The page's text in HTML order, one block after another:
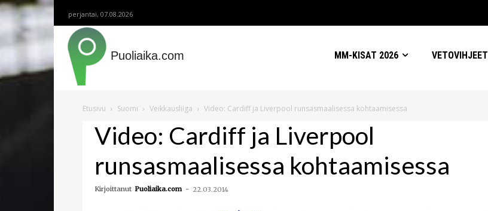
perjantai, 07.08.2026
Puoliaika.com MM-KISAT 2026 VETOVIHJEET
Etusivu Suomi Veikkausliiga Video: Cardiff ja Liverpool runsasmaalisessa kohtaamisessa
Video: Cardiff ja Liverpool
runsasmaalisessa kohtaamisessa
Kirjoittanut Puoliaika.com - 22.03.2014